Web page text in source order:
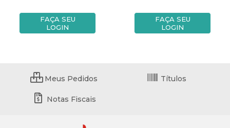
FAÇA SEU
LOGIN
FAÇA SEU
LOGIN
Meus Pedidos Títulos
Notas Fiscais